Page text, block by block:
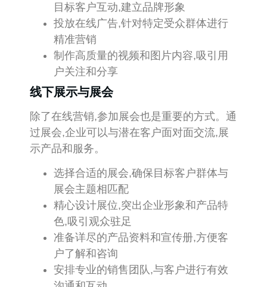
目标客户互动,建立品牌形象
投放在线广告,针对特定受众群体进行
精准营销
制作高质量的视频和图片内容,吸引用
户关注和分享
线下展示与展会
除了在线营销,参加展会也是重要的方式。通
过展会,企业可以与潜在客户面对面交流,展
示产品和服务。
选择合适的展会,确保目标客户群体与
展会主题相匹配
精心设计展位,突出企业形象和产品特
色,吸引观众驻足
准备详尽的产品资料和宣传册,方便客
户了解和咨询
安排专业的销售团队,与客户进行有效